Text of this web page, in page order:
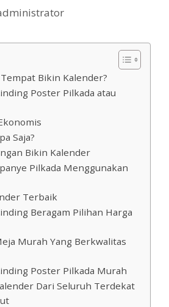
Bikin Kalender?
Poster Pilkada atau
Saja?
Bikin Kalender
Pilkada Menggunakan
Terbaik
Beragam Pilihan Harga
Murah Yang Berkwalitas
Poster Pilkada Murah
Dari Seluruh Terdekat